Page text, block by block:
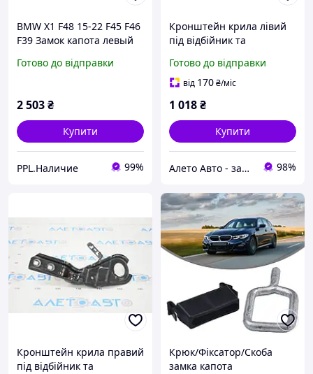
BMW X1 F48 15-22 F45 F46
F39 Замок капота левый
Готово до відправки
2 503₴
Купити
PPL.Наличие 99%
Кронштейн крила лівий
під відбійник та
X1 F48 16-22 41007956399
Готово до відправки
від 170₴/міс
1 018₴
Купити
Алето Авто - запчастини на авто зі США 98%
Кронштейн крила правий
під відбійник та
Крюк/Фіксатор/Скоба
замка капота